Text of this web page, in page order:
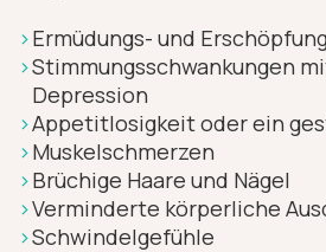
Ermüdungs- und
Stimmungsschwankungen
Depression
Appetitlosigkeit oder ein
Muskelschmerzen
Brüchige Haare und Nägel
Verminderte körperliche
Schwindelgefühle